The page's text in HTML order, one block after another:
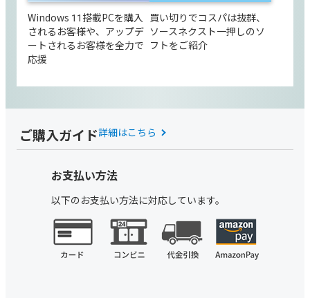
Windows 11搭載PCを購入
されるお客様や、アップデ
ートされるお客様を全力で
応援
買い切りでコスパは抜群、
ソースネクスト一押しのソ
フトをご紹介
ご購入ガイド詳細はこちら
お支払い方法
以下のお支払い方法に対応しています。